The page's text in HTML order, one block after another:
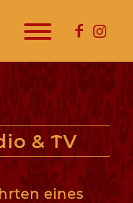
& TV
eines